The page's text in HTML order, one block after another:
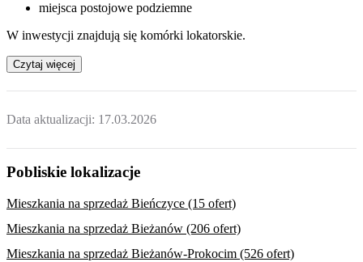
miejsca postojowe podziemne
W inwestycji znajdują się komórki lokatorskie.
Czytaj więcej
Data aktualizacji: 17.03.2026
Pobliskie lokalizacje
Mieszkania na sprzedaż Bieńczyce (15 ofert)
Mieszkania na sprzedaż Bieżanów (206 ofert)
Mieszkania na sprzedaż Bieżanów-Prokocim (526 ofert)